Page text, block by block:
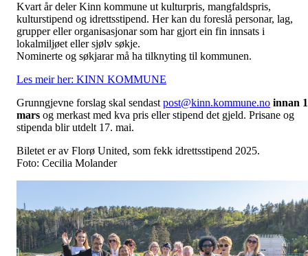
Kvart år deler Kinn kommune ut kulturpris, mangfaldspris,
kulturstipend og idrettsstipend. Her kan du foreslå personar, lag,
grupper eller organisasjonar som har gjort ein fin innsats i
lokalmiljøet eller sjølv søkje.
Nominerte og søkjarar må ha tilknyting til kommunen.
Les meir her: KINN KOMMUNE
Grunngjevne forslag skal sendast post@kinn.kommune.no innan
mars og merkast med kva pris eller stipend det gjeld. Prisane og
stipenda blir utdelt 17. mai.
Biletet er av Florø United, som fekk idrettsstipend 2025.
Foto: Cecilia Molander